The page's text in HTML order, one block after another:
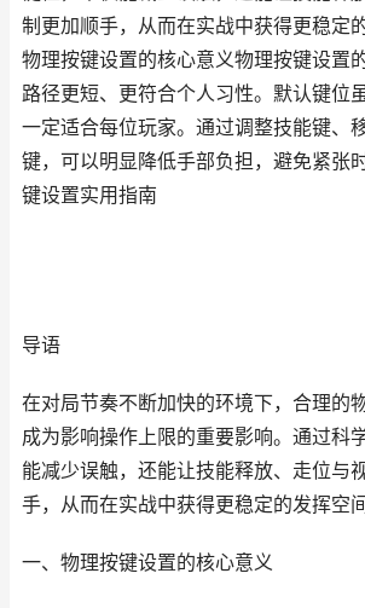
制更加顺手，从而在实战中获得更稳定
物理按键设置的核心意义物理按键设置
路径更短、更符合个人习性。默认键位
一定适合每位玩家。通过调整技能键、
键，可以明显降低手部负担，避免紧张
键设置实用指南
导语
在对局节奏不断加快的环境下，合理的
成为影响操作上限的重要影响。通过科
能减少误触，还能让技能释放、走位与
手，从而在实战中获得更稳定的发挥空间
一、物理按键设置的核心意义